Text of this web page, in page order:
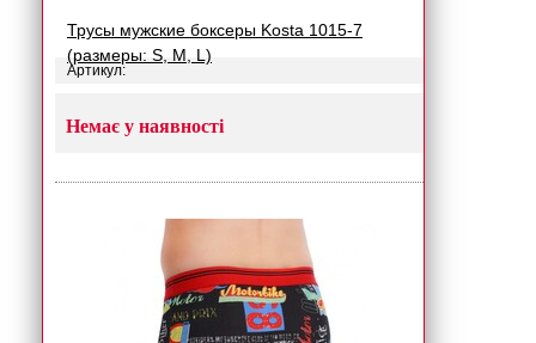
Трусы мужские боксеры Kosta 1015-7
(размеры: S, M, L)
Артикул:
Немає у наявності